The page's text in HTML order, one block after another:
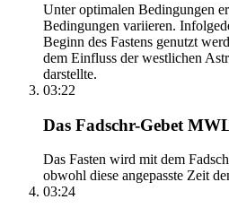
Unter optimalen Bedingungen
Bedingungen variieren.
Beginn des Fastens genutzt
dem Einfluss der westlichen
darstellte.
03:22
Das Fadschr-Gebet
Das Fasten wird mit dem
obwohl diese angepasste Zeit
03:24